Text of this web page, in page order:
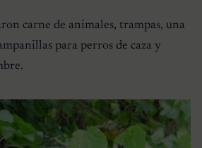
carne de animales, trampas, una
para perros de caza y